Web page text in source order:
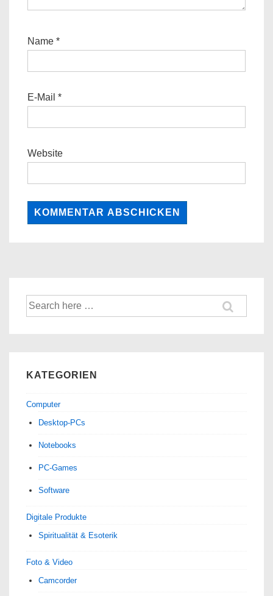
Name *
E-Mail *
Website
Suche
KATEGORIEN
Computer
Desktop-PCs
Notebooks
PC-Games
Software
Digitale Produkte
Spiri­tua­lität & Esoterik
Foto & Video
Camcorder